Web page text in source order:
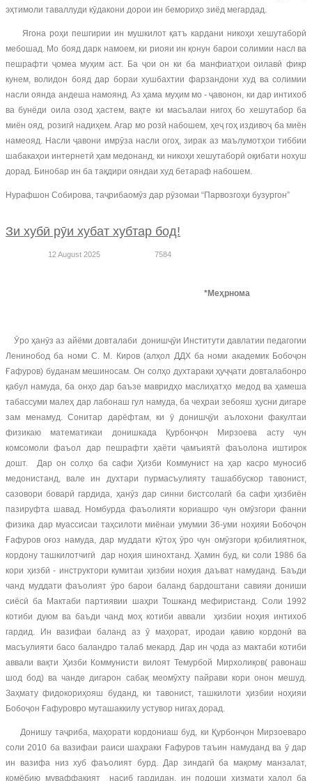
эҳтимоли таваллуди кӯдакони дорои ин бемориҳо зиёд мегардад.
Ягона роҳи пешгирии ин мушкилот қатъ кардани никоҳи хешутаборӣ
мебошад. Мо бояд дарк намоем, ки риояи ин қонун барои солимии насл ва
пешрафти ҷомеа муҳим аст. Ба ҷои он ки ба манфиатҳои оилавӣ фикр
кунем, волидон бояд дар бораи хушбахтии фарзандони худ ва солимии
насли оянда андеша намоянд. Аз ҳама муҳим мо - ҷавонон, ки дар интихоб
ва бунёди оила озод ҳастем, вақте ки масъалаи нигоҳ бо хешутабор ба
миён ояд, розигӣ надиҳем. Агар мо розӣ набошем, ҳеҷ гоҳ издивоҷ ба миён
намеояд. Насли ҷавони имрӯза насли огоҳ, зирак аз маълумотҳои тиббии
шабакаҳои интернетӣ ҳам медонанд, ки никоҳи хешутаборӣ оқибати нохуш
дорад. Бинобар ин ба тақдири ояндаи худ бетараф набошем.
Нурафшон Собирова, таҷрибаомӯз дар рӯзомаи “Парвозгоҳи бузургон”
Зи хубӣ рӯи хубат хубтар бод!
12 August 2025 7584
*Меҳрнома
Ӯро ҳанӯз аз айёми довталаби донишҷӯи Институти давлатии педагогии
Ленинобод ба номи С. М. Киров (алҳол ДДХ ба номи академик Бобоҷон
Ғафуров) буданам мешиносам. Он солҳо духтараки ҳуҷҷати довталабонро
қабул намуда, ба онҳо дар баъзе мавридҳо маслиҳатҳо медод ва ҳамеша
табассуми малеҳ дар лабонаш гул намуда, ба чеҳраи зебояш ҳусни дигаре
зам менамуд. Сонитар дарёфтам, ки ӯ донишҷӯи аълохони факултаи
физикаю математикаи донишкада Қурбонҷон Мирзоева асту чун
комсомоли фаъол дар пешрафти ҳаёти ҷамъиятӣ фаъолона иштирок
дошт. Дар он солҳо ба сафи Ҳизби Коммунист на ҳар касро муносиб
медонистанд, вале ин духтари пурмасъулияту ташаббускор тавонист,
сазовори боварӣ гардида, ҳанӯз дар синни бистсолагӣ ба сафи ҳизбиён
пазируфта шавад. Номбурда фаъолияти кориашро чун омӯзгори фанни
физика дар муассисаи таҳсилоти миёнаи умумии 36-уми ноҳияи Бобоҷон
Ғафуров оғоз намуда, дар муддати кӯтоҳ ӯро чун омӯзгори қобилиятнок,
кордону ташкилотчигӣ дар ноҳия шинохтанд. Ҳамин буд, ки соли 1986 ба
кори ҳизбӣ - инструктори кумитаи ҳизбии ноҳия даъват намуданд. Баъди
чанд муддати фаъолият ӯро барои баланд бардоштани савияи дониши
сиёсӣ ба Мактаби партиявии шаҳри Тошканд мефиристанд. Соли 1992
котиби дуюм ва баъди чанд моҳ котиби аввали ҳизбии ноҳия интихоб
гардид. Ин вазифаи баланд аз ӯ маҳорат, иродаи қавию кордонӣ ва
масъулияти басо баландро талаб мекард. Дар ин ҷода аз мактаби котиби
аввали вақти Ҳизби Коммунисти вилоят Темурбой Мирхолиқов( равонаш
шод бод) ва чанде дигарон сабақ меомӯхту пайрави кори онон мешуд.
Заҳмату фидокориҳояш буданд, ки тавонист, ташкилоти ҳизбии ноҳияи
Бобоҷон Ғафуровро муташаккилу устувор нигаҳ дорад.
Донишу таҷриба, маҳорати кордониаш буд, ки Қурбонҷон Мирзоеваро
соли 2010 ба вазифаи раиси шаҳраки Ғафуров таъин намуданд ва ӯ дар
ин вазифа низ хуб фаъолият бурд. Дар зиндагӣ ба мақому манзалат,
комёбию муваффақият насиб гардидан, ин подоши хизмати ҳалол ба